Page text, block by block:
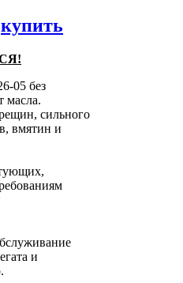
купить
05 без
масла.
сильного
вмятин и
и